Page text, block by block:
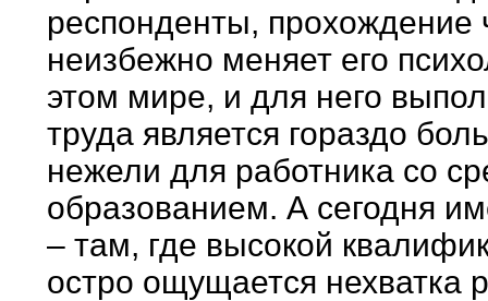
респонденты,
неизбежно меняет его
этом мире, и для него
труда является гораздо
нежели для работника со
образованием. А сегодня
– там, где высокой
остро ощущается нехватка